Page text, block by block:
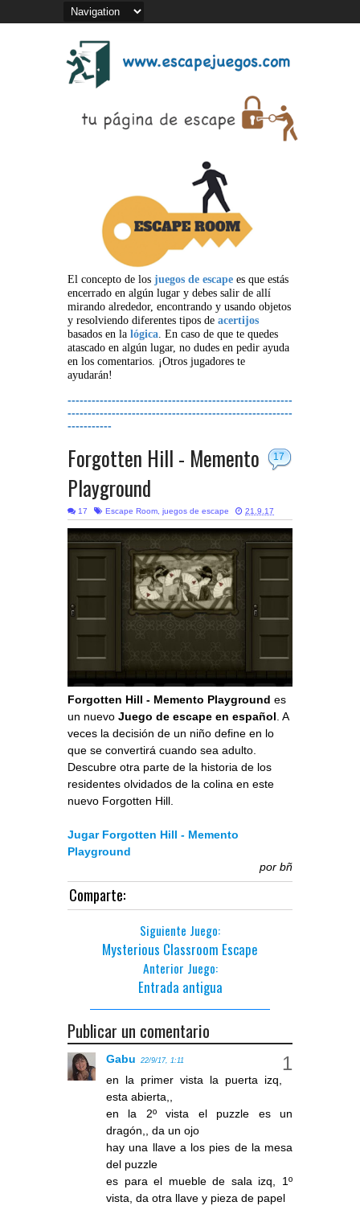
El concepto de los juegos de escape es que estás
encerrado en algún lugar y debes salir de allí
mirando alrededor, encontrando y usando objetos
y resolviendo diferentes tipos de acertijos
basados en la lógica. En caso de que te quedes
atascado en algún lugar, no dudes en pedir ayuda
en los comentarios. ¡Otros jugadores te
ayudarán!
--------------------------------------------------------
--------------------------------------------------------
-----------
17
Forgotten Hill - Memento
Playground
17 Escape Room, juegos de escape 21.9.17
Forgotten Hill - Memento Playground es
un nuevo Juego de escape en español . A
veces la decisión de un niño define en lo
que se convertirá cuando sea adulto.
Descubre otra parte de la historia de los
residentes olvidados de la colina en este
nuevo Forgotten Hill.
Jugar Forgotten Hill - Memento
Playground
por bñ
Comparte:
Siguiente Juego:
Mysterious Classroom Escape
Anterior Juego:
Entrada antigua
Publicar un comentario
Gabu 22/9/17, 1:11
en la primer vista la puerta izq,
esta abierta,,
en la 2º vista el puzzle es un
dragón,, da un ojo
hay una llave a los pies de la mesa
del puzzle
es para el mueble de sala izq, 1º
vista, da otra llave y pieza de papel